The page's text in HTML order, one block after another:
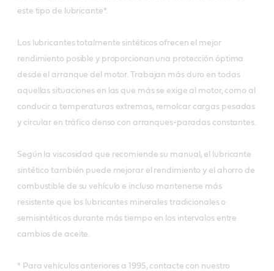
este tipo de lubricante*.
Los lubricantes totalmente sintéticos ofrecen el mejor
rendimiento posible y proporcionan una protección óptima
desde el arranque del motor. Trabajan más duro en todas
aquellas situaciones en las que más se exige al motor, como al
conducir a temperaturas extremas, remolcar cargas pesadas
y circular en tráfico denso con arranques-paradas constantes.
Según la viscosidad que recomiende su manual, el lubricante
sintético también puede mejorar el rendimiento y el ahorro de
combustible de su vehículo e incluso mantenerse más
resistente que los lubricantes minerales tradicionales o
semisintéticos durante más tiempo en los intervalos entre
cambios de aceite.
* Para vehículos anteriores a 1995, contacte con nuestro